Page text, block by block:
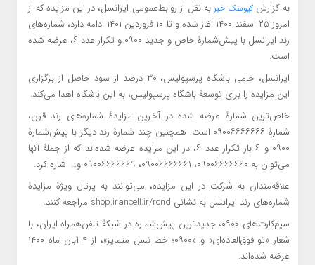
به گزارش کیوسک خبر به نقل از روابط‌عمومی ایرانسل، در این مزایده که از
امروز ۲۵ اسفند ۱۴۰۰ آغاز شده و تا ۱۰ فروردین ۱۴۰۱ ادامه دارد، شماره‌های
رند ایرانسل با پیش‌شمارۀ خاص و جدید ۰۹۰۰ و تکرار عدد ۶، عرضه شده
است.
ایرانسل، حامی باشگاه پرسپولیس، ۳۰ درصد از سود حاصل از برگزاری
این مزایده را برای توسعۀ باشگاه پرسپولیس، به این باشگاه اهدا می‌کند.
خاص‌ترین شمارۀ عرضه شده در آخرین مزایدۀ شماره‌های رند قرن،
شمارۀ ۰۹۰۰۶۶۶۶۶۶۶ است. همچنین چند شمارۀ رند دیگر با پیش‌شمارۀ
۰۹۰۰ و ۶ بار تکرار عدد ۶، در این مزایده عرضه شده‌اند که از جملۀ آنها
می‌توان به ۰۹۰۰۶۶۶۶۶۶۰، ۰۹۰۰۶۶۶۶۶۶۱، ۰۹۰۰۶۶۶۶۶۶۹ و… اشاره کرد.
علاقه‌مندان به شرکت در این مزایده، می‌توانند به پرتال ویژۀ مزایدۀ
شماره‌های رند ایرانسل به نشانی shop.irancell.ir/rond مراجعه کنند.
سیم‌کارت‌های ۰۹۰۰، جدیدترین پیش‌شماره در شبکۀ تلفن‌همراه ایران، با
شعار «تو فوق‌العاده‌ای» و «۰۹۰۰؛ خط نسل متمایز»، از ۴ آبان ماه ۱۴۰۰
عرضه شده‌اند.